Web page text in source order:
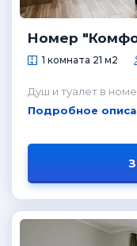
Номер
1 комната 21 м2
Душ и туалет в
Подробное